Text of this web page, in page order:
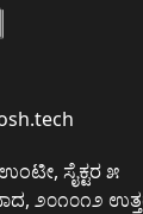
ಸೈಕ್ಟರ ೫
೨೦೧೦೧೨